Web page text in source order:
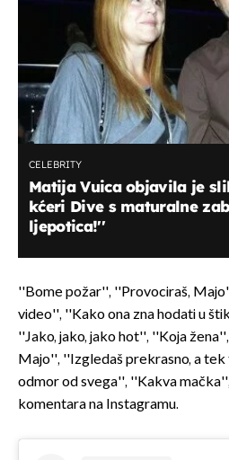
CELEBRITY
Matija Vuica objavila je
kćeri Dive s maturalne
ljepotica!''
''Bome požar'', ''Provociraš,
video'', ''Kako ona zna hodati u
''Jako, jako, jako hot'', ''Koja
Majo'', ''Izgledaš prekrasno, a tek
odmor od svega'', ''Kakva
komentara na Instagramu.